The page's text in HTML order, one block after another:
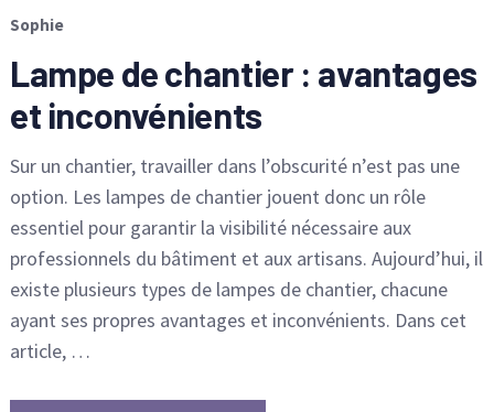
Sophie
Lampe de chantier : avantages
et inconvénients
Sur un chantier, travailler dans l’obscurité n’est pas une
option. Les lampes de chantier jouent donc un rôle
essentiel pour garantir la visibilité nécessaire aux
professionnels du bâtiment et aux artisans. Aujourd’hui, il
existe plusieurs types de lampes de chantier, chacune
ayant ses propres avantages et inconvénients. Dans cet
article, …